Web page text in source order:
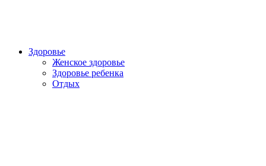
Здоровье
Женское здоровье
Здоровье ребенка
Отдых